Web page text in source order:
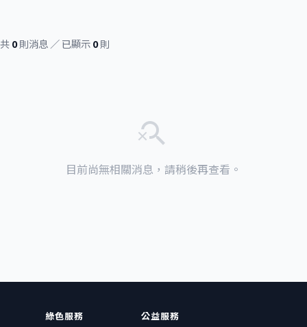
共0則消息 ／ 已顯示0則
search_off
目前尚無相關消息，請稍後再查看。
綠色服務 公益服務